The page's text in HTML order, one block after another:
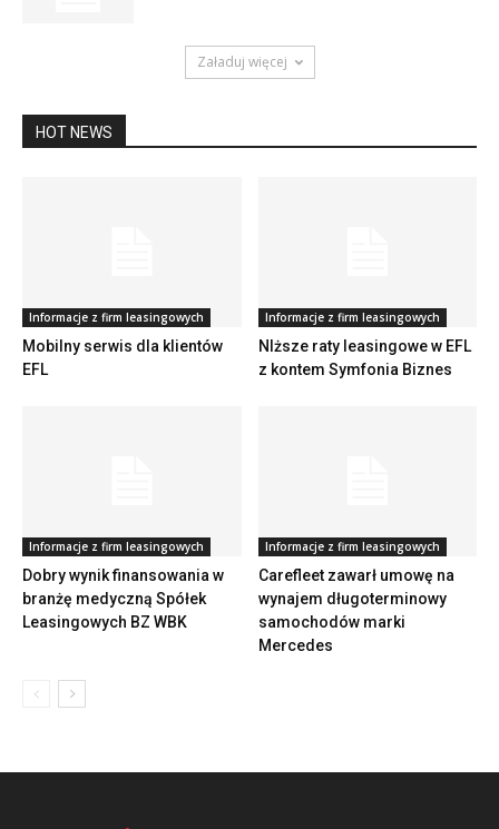
Załaduj więcej
HOT NEWS
Informacje z firm leasingowych
Mobilny serwis dla klientów
EFL
Informacje z firm leasingowych
NIższe raty leasingowe w EFL
z kontem Symfonia Biznes
Informacje z firm leasingowych
Dobry wynik finansowania w
branżę medyczną Spółek
Leasingowych BZ WBK
Informacje z firm leasingowych
Carefleet zawarł umowę na
wynajem długoterminowy
samochodów marki
Mercedes